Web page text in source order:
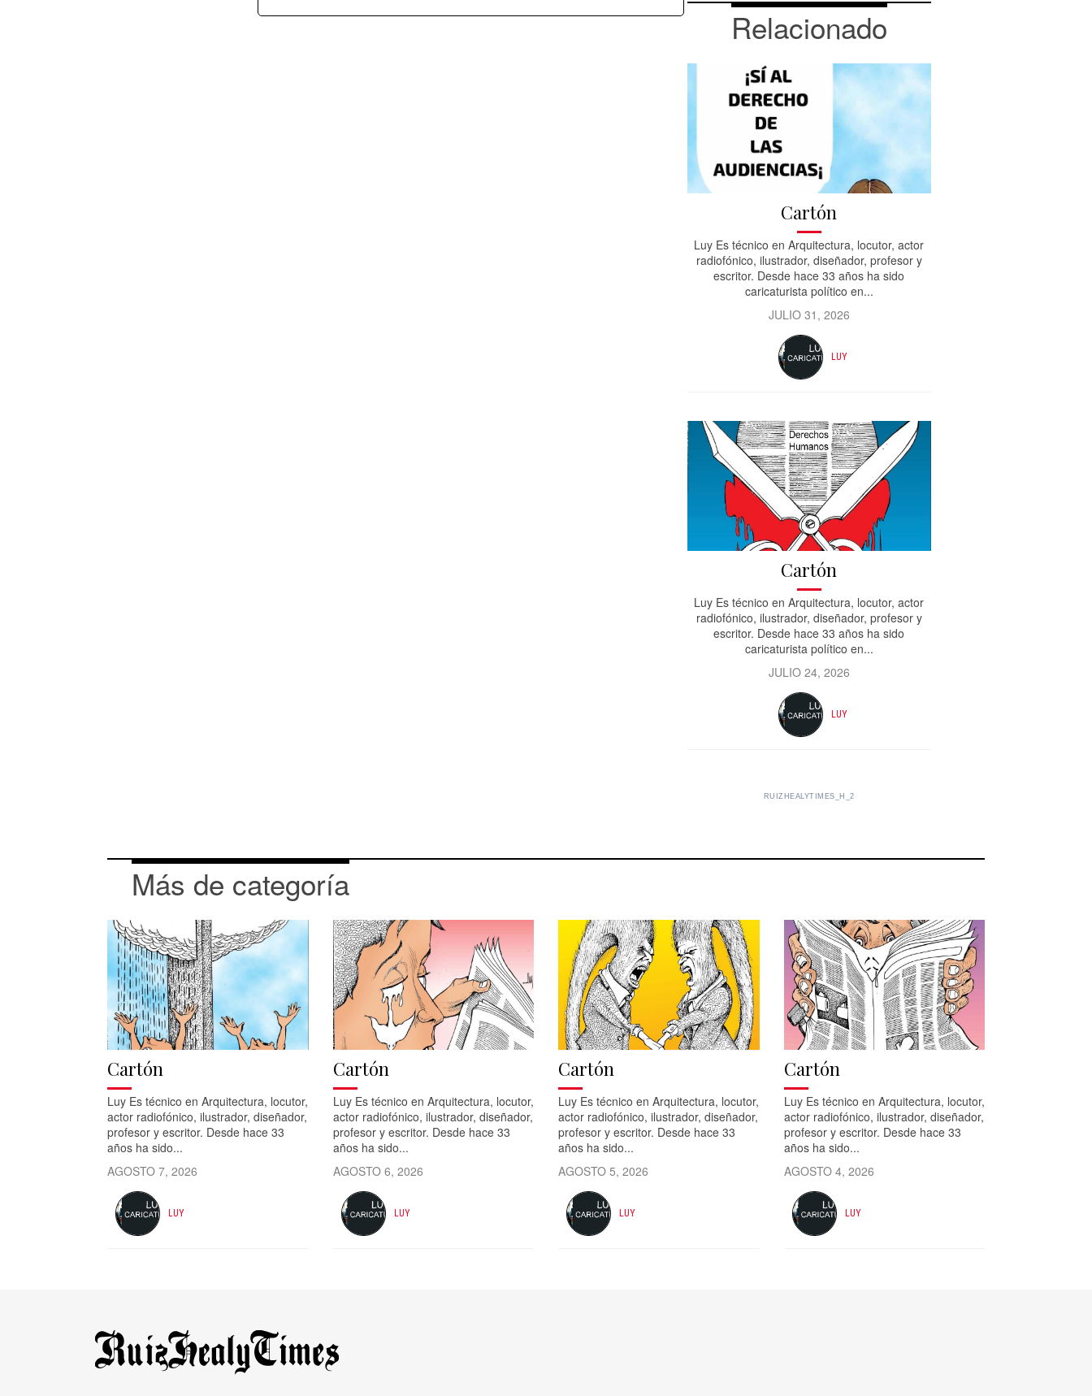
Relacionado
Cartón
Luy Es técnico en Arquitectura, locutor, actor
radiofónico, ilustrador, diseñador, profesor y
escritor. Desde hace 33 años ha sido
caricaturista político en...
JULIO 31, 2026
LUY
Cartón
Luy Es técnico en Arquitectura, locutor, actor
radiofónico, ilustrador, diseñador, profesor y
escritor. Desde hace 33 años ha sido
caricaturista político en...
JULIO 24, 2026
LUY
RUIZHEALYTIMES_H_2
Más de categoría
Cartón
Luy Es técnico en Arquitectura, locutor,
actor radiofónico, ilustrador, diseñador,
profesor y escritor. Desde hace 33
años ha sido...
AGOSTO 7, 2026
LUY
Cartón
Luy Es técnico en Arquitectura, locutor,
actor radiofónico, ilustrador, diseñador,
profesor y escritor. Desde hace 33
años ha sido...
AGOSTO 6, 2026
LUY
Cartón
Luy Es técnico en Arquitectura, locutor,
actor radiofónico, ilustrador, diseñador,
profesor y escritor. Desde hace 33
años ha sido...
AGOSTO 5, 2026
LUY
Cartón
Luy Es técnico en Arquitectura, locutor,
actor radiofónico, ilustrador, diseñador,
profesor y escritor. Desde hace 33
años ha sido...
AGOSTO 4, 2026
LUY